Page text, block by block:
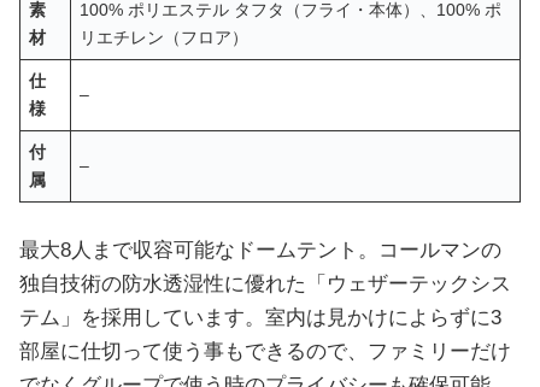
素
材
100% ポリエステル タフタ（フライ・本体）、100% ポ
リエチレン（フロア）
仕
様
–
付
属
–
最大8人まで収容可能なドームテント。コールマンの
独自技術の防水透湿性に優れた「ウェザーテックシス
テム」を採用しています。室内は見かけによらずに3
部屋に仕切って使う事もできるので、ファミリーだけ